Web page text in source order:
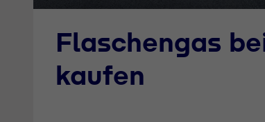
Flaschengas
kaufen